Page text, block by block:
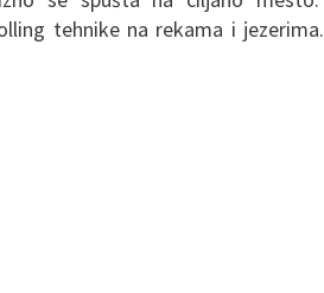
tehnike na rekama i jezerima.